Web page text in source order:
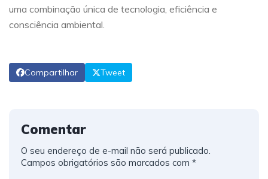
uma combinação única de tecnologia, eficiência e
consciência ambiental.
Compartilhar Tweet
Comentar
O seu endereço de e-mail não será publicado.
Campos obrigatórios são marcados com *